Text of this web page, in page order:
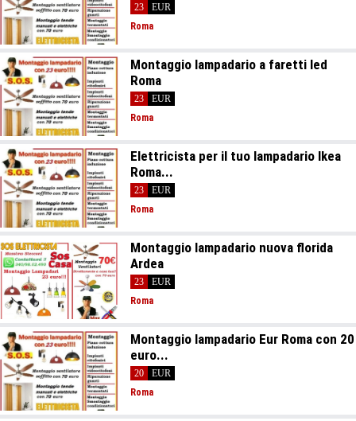
23
EUR
Roma
Montaggio lampadario a faretti led
Roma
23
EUR
Roma
Elettricista per il tuo lampadario Ikea
Roma...
23
EUR
Roma
Montaggio lampadario nuova florida
Ardea
23
EUR
Roma
Montaggio lampadario Eur Roma con 20
euro...
20
EUR
Roma